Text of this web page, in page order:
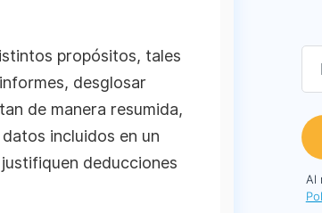
propósitos, tales
desglosar
de manera resumida,
incluidos en un
deducciones
Al